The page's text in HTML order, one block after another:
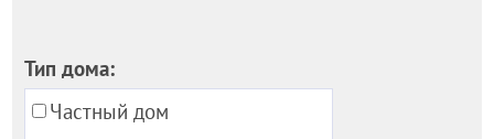
Тип дома:
Частный дом